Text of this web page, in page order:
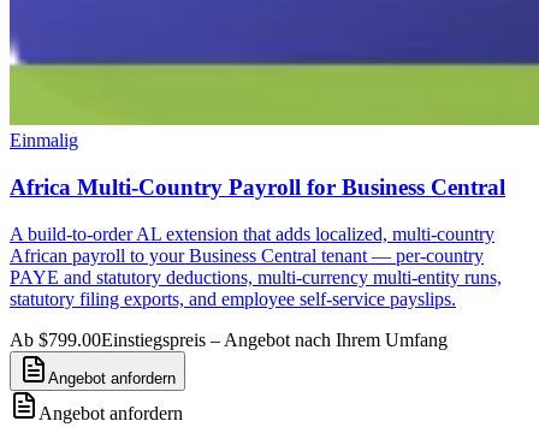
Einmalig
Africa Multi-Country Payroll for Business Central
A build-to-order AL extension that adds localized, multi-country
African payroll to your Business Central tenant — per-country
PAYE and statutory deductions, multi-currency multi-entity runs,
statutory filing exports, and employee self-service payslips.
Ab $799.00Einstiegspreis – Angebot nach Ihrem Umfang
Angebot anfordern
Angebot anfordern